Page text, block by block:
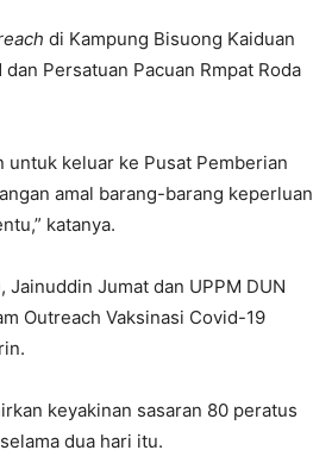
di Kampung Bisuong Kaiduan
Persatuan Pacuan Rmpat Roda
untuk keluar ke Pusat Pemberian
amal barang-barang keperluan
katanya.
Jumat dan UPPM DUN
Outreach Vaksinasi Covid-19
keyakinan sasaran 80 peratus
dua hari itu.